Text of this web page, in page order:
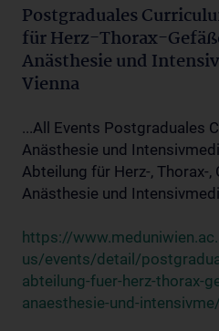
Postgraduales
für Herz-Thorax-
Anästhesie und
Vienna
...All Events Postgraduales
Anästhesie und
Abteilung für Herz-, Thorax-
Anästhesie und
https://
us/events/detail/
abteilung-fuer-herz-thorax-
anaesthesie-und-intensivme/